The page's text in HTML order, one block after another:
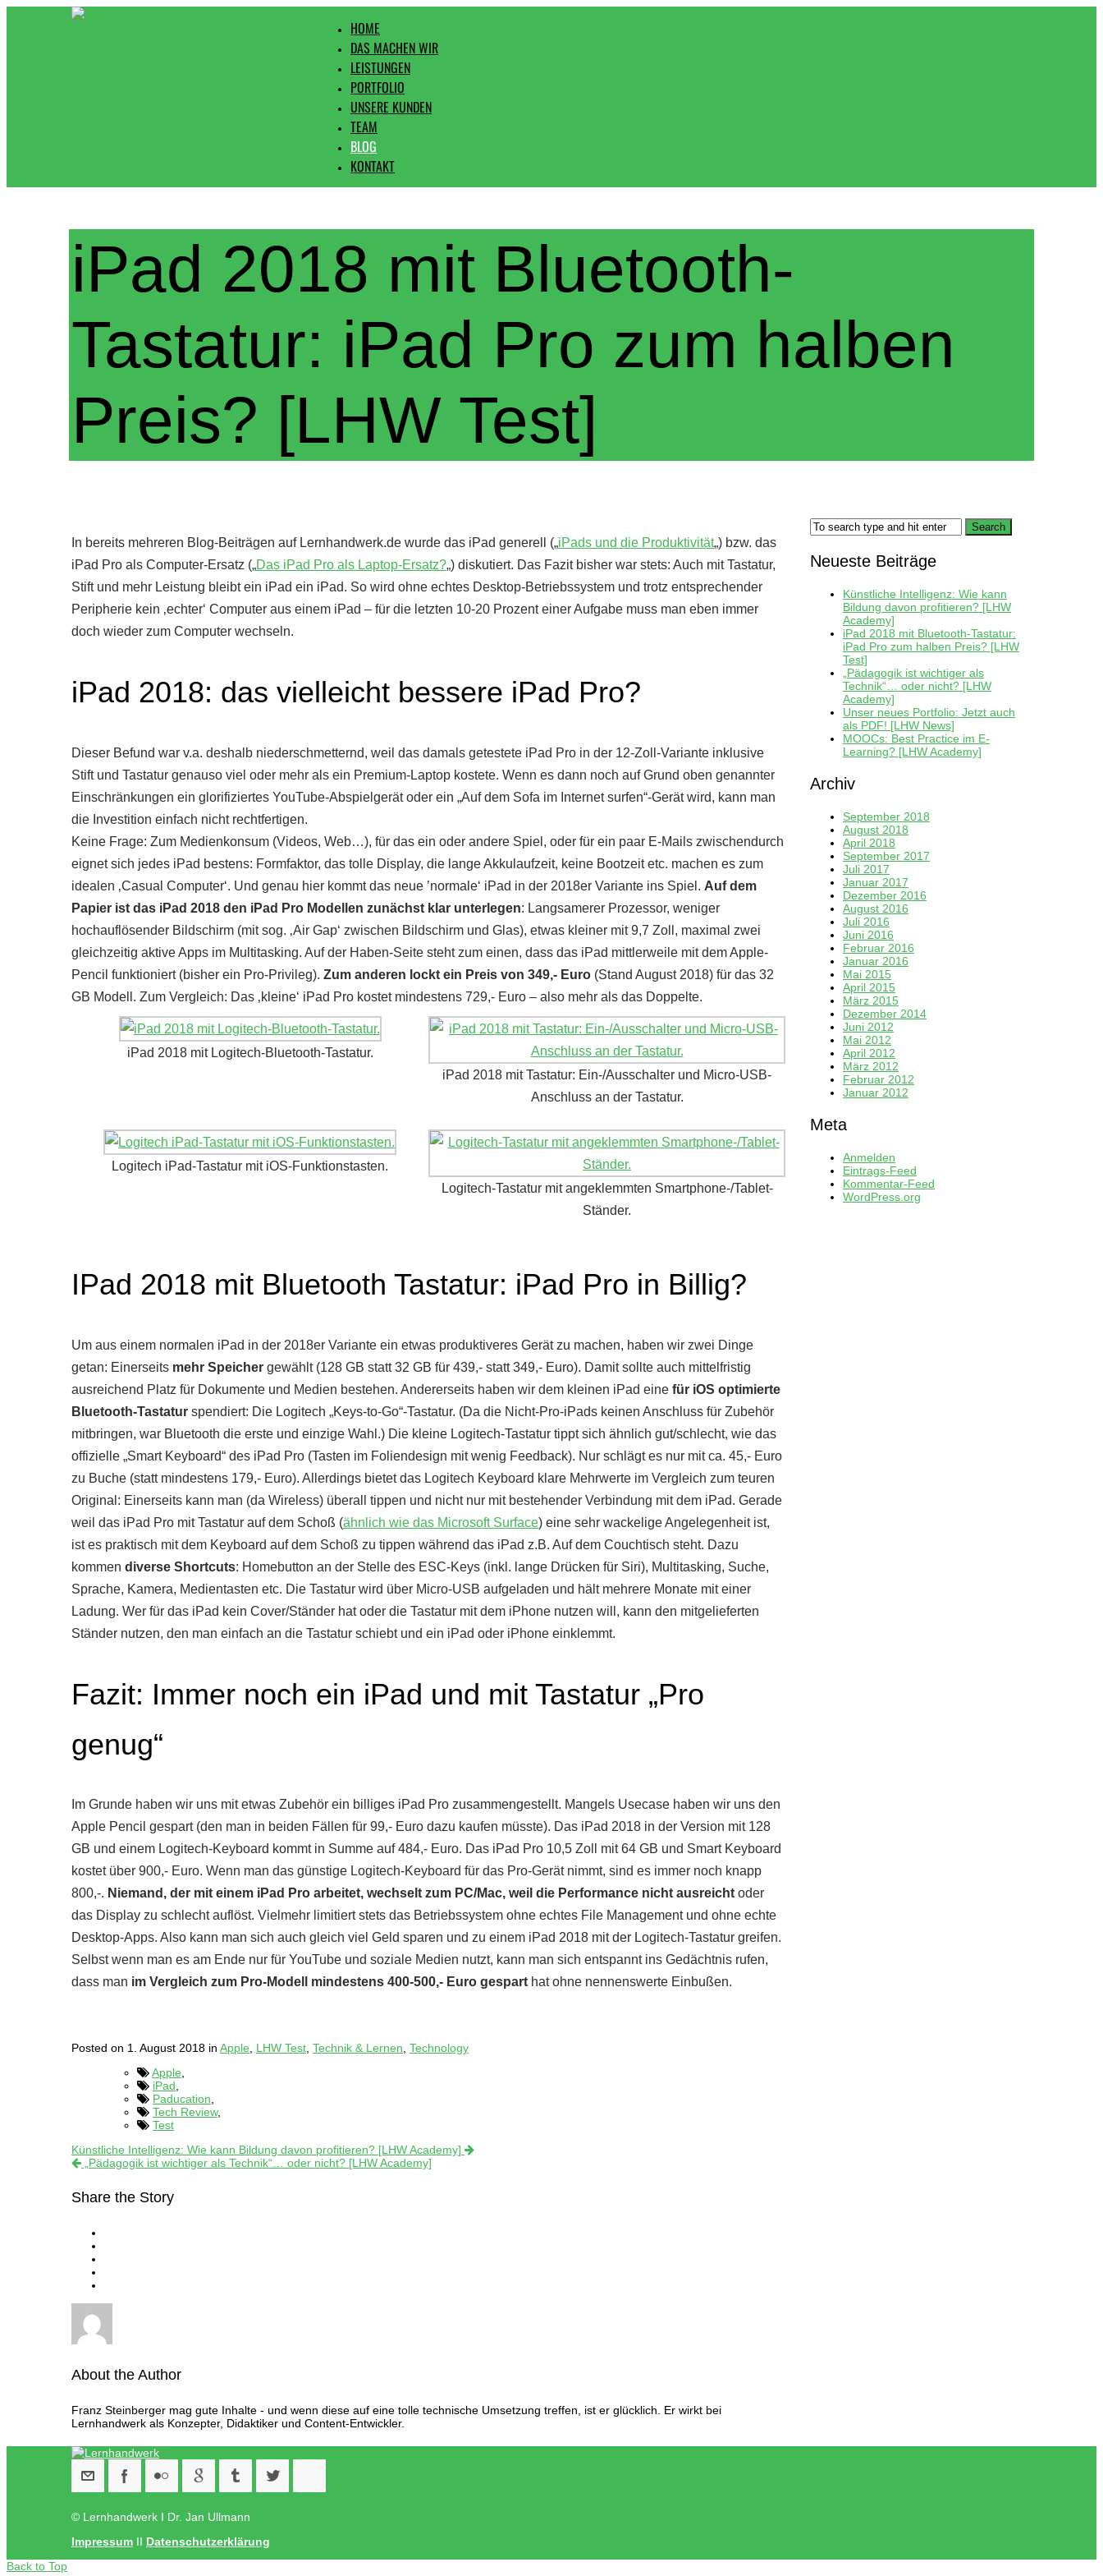
HOME
DAS MACHEN WIR
LEISTUNGEN
PORTFOLIO
UNSERE KUNDEN
TEAM
BLOG
KONTAKT
iPad 2018 mit Bluetooth-
Tastatur: iPad Pro zum halben
Preis? [LHW Test]
In bereits mehreren Blog-Beiträgen auf Lernhandwerk.de wurde das iPad generell („iPads und die Produktivität„) bzw. das
iPad Pro als Computer-Ersatz („Das iPad Pro als Laptop-Ersatz?„) diskutiert. Das Fazit bisher war stets: Auch mit Tastatur,
Stift und mehr Leistung bleibt ein iPad ein iPad. So wird ohne echtes Desktop-Betriebssystem und trotz entsprechender
Peripherie kein ‚echter‘ Computer aus einem iPad – für die letzten 10-20 Prozent einer Aufgabe muss man eben immer
doch wieder zum Computer wechseln.
iPad 2018: das vielleicht bessere iPad Pro?
Dieser Befund war v.a. deshalb niederschmetternd, weil das damals getestete iPad Pro in der 12-Zoll-Variante inklusive
Stift und Tastatur genauso viel oder mehr als ein Premium-Laptop kostete. Wenn es dann noch auf Grund oben genannter
Einschränkungen ein glorifiziertes YouTube-Abspielgerät oder ein „Auf dem Sofa im Internet surfen“-Gerät wird, kann man
die Investition einfach nicht rechtfertigen.
Keine Frage: Zum Medienkonsum (Videos, Web…), für das ein oder andere Spiel, oder für ein paar E-Mails zwischendurch
eignet sich jedes iPad bestens: Formfaktor, das tolle Display, die lange Akkulaufzeit, keine Bootzeit etc. machen es zum
idealen ‚Casual Computer‘. Und genau hier kommt das neue ’normale‘ iPad in der 2018er Variante ins Spiel. Auf dem
Papier ist das iPad 2018 den iPad Pro Modellen zunächst klar unterlegen: Langsamerer Prozessor, weniger
hochauflösender Bildschirm (mit sog. ‚Air Gap‘ zwischen Bildschirm und Glas), etwas kleiner mit 9,7 Zoll, maximal zwei
gleichzeitig aktive Apps im Multitasking. Auf der Haben-Seite steht zum einen, dass das iPad mittlerweile mit dem Apple-
Pencil funktioniert (bisher ein Pro-Privileg). Zum anderen lockt ein Preis von 349,- Euro (Stand August 2018) für das 32
GB Modell. Zum Vergleich: Das ‚kleine‘ iPad Pro kostet mindestens 729,- Euro – also mehr als das Doppelte.
iPad 2018 mit Logitech-Bluetooth-Tastatur.
iPad 2018 mit Tastatur: Ein-/Ausschalter und Micro-USB-
Anschluss an der Tastatur.
Logitech iPad-Tastatur mit iOS-Funktionstasten.
Logitech-Tastatur mit angeklemmten Smartphone-/Tablet-
Ständer.
IPad 2018 mit Bluetooth Tastatur: iPad Pro in Billig?
Um aus einem normalen iPad in der 2018er Variante ein etwas produktiveres Gerät zu machen, haben wir zwei Dinge
getan: Einerseits mehr Speicher gewählt (128 GB statt 32 GB für 439,- statt 349,- Euro). Damit sollte auch mittelfristig
ausreichend Platz für Dokumente und Medien bestehen. Andererseits haben wir dem kleinen iPad eine für iOS optimierte
Bluetooth-Tastatur spendiert: Die Logitech „Keys-to-Go“-Tastatur. (Da die Nicht-Pro-iPads keinen Anschluss für Zubehör
mitbringen, war Bluetooth die erste und einzige Wahl.) Die kleine Logitech-Tastatur tippt sich ähnlich gut/schlecht, wie das
offizielle „Smart Keyboard“ des iPad Pro (Tasten im Foliendesign mit wenig Feedback). Nur schlägt es nur mit ca. 45,- Euro
zu Buche (statt mindestens 179,- Euro). Allerdings bietet das Logitech Keyboard klare Mehrwerte im Vergleich zum teuren
Original: Einerseits kann man (da Wireless) überall tippen und nicht nur mit bestehender Verbindung mit dem iPad. Gerade
weil das iPad Pro mit Tastatur auf dem Schoß (ähnlich wie das Microsoft Surface) eine sehr wackelige Angelegenheit ist,
ist es praktisch mit dem Keyboard auf dem Schoß zu tippen während das iPad z.B. Auf dem Couchtisch steht. Dazu
kommen diverse Shortcuts: Homebutton an der Stelle des ESC-Keys (inkl. lange Drücken für Siri), Multitasking, Suche,
Sprache, Kamera, Medientasten etc. Die Tastatur wird über Micro-USB aufgeladen und hält mehrere Monate mit einer
Ladung. Wer für das iPad kein Cover/Ständer hat oder die Tastatur mit dem iPhone nutzen will, kann den mitgelieferten
Ständer nutzen, den man einfach an die Tastatur schiebt und ein iPad oder iPhone einklemmt.
Fazit: Immer noch ein iPad und mit Tastatur „Pro
genug“
Im Grunde haben wir uns mit etwas Zubehör ein billiges iPad Pro zusammengestellt. Mangels Usecase haben wir uns den
Apple Pencil gespart (den man in beiden Fällen für 99,- Euro dazu kaufen müsste). Das iPad 2018 in der Version mit 128
GB und einem Logitech-Keyboard kommt in Summe auf 484,- Euro. Das iPad Pro 10,5 Zoll mit 64 GB und Smart Keyboard
kostet über 900,- Euro. Wenn man das günstige Logitech-Keyboard für das Pro-Gerät nimmt, sind es immer noch knapp
800,-. Niemand, der mit einem iPad Pro arbeitet, wechselt zum PC/Mac, weil die Performance nicht ausreicht oder
das Display zu schlecht auflöst. Vielmehr limitiert stets das Betriebssystem ohne echtes File Management und ohne echte
Desktop-Apps. Also kann man sich auch gleich viel Geld sparen und zu einem iPad 2018 mit der Logitech-Tastatur greifen.
Selbst wenn man es am Ende nur für YouTube und soziale Medien nutzt, kann man sich entspannt ins Gedächtnis rufen,
dass man im Vergleich zum Pro-Modell mindestens 400-500,- Euro gespart hat ohne nennenswerte Einbußen.
Posted on 1. August 2018 in Apple, LHW Test, Technik & Lernen, Technology
Apple,
iPad,
Paducation,
Tech Review,
Test
Künstliche Intelligenz: Wie kann Bildung davon profitieren? [LHW Academy]
„Pädagogik ist wichtiger als Technik“… oder nicht? [LHW Academy]
Share the Story
About the Author
Franz Steinberger mag gute Inhalte - und wenn diese auf eine tolle technische Umsetzung treffen, ist er glücklich. Er wirkt bei
Lernhandwerk als Konzepter, Didaktiker und Content-Entwickler.
Neueste Beiträge
Künstliche Intelligenz: Wie kann
Bildung davon profitieren? [LHW
Academy]
iPad 2018 mit Bluetooth-Tastatur:
iPad Pro zum halben Preis? [LHW
Test]
„Pädagogik ist wichtiger als
Technik“… oder nicht? [LHW
Academy]
Unser neues Portfolio: Jetzt auch
als PDF! [LHW News]
MOOCs: Best Practice im E-
Learning? [LHW Academy]
Archiv
September 2018
August 2018
April 2018
September 2017
Juli 2017
Januar 2017
Dezember 2016
August 2016
Juli 2016
Juni 2016
Februar 2016
Januar 2016
Mai 2015
April 2015
März 2015
Dezember 2014
Juni 2012
Mai 2012
April 2012
März 2012
Februar 2012
Januar 2012
Meta
Anmelden
Eintrags-Feed
Kommentar-Feed
WordPress.org
© Lernhandwerk I Dr. Jan Ullmann
Impressum II Datenschutzerklärung
Back to Top